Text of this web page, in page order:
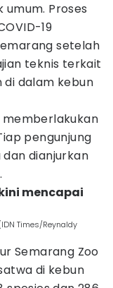
Proses
19
setelah
teknis terkait
di dalam kebun
pengunjung
dianjurkan
mencapai
Times/Reynaldy
Semarang Zoo
di kebun